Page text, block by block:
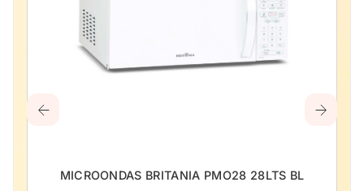
MICROONDAS BRITANIA PMO28 28LTS BL